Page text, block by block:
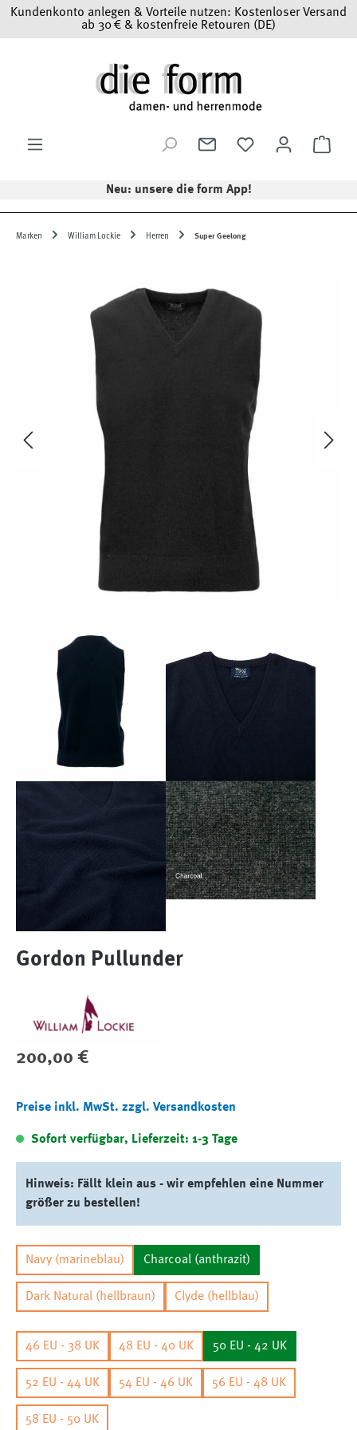
Zum Hauptinhalt springen
Kundenkonto anlegen & Vorteile nutzen: Kostenloser Versand
ab 30 € & kostenfreie Retouren (DE)
Neu: unsere die form App!
Marken William Lockie Herren Super Geelong
Gordon Pullunder
Regulärer Preis:
200,00 €
Preise inkl. MwSt. zzgl. Versandkosten
Sofort verfügbar, Lieferzeit: 1-3 Tage
Hinweis: Fällt klein aus - wir empfehlen eine Nummer
größer zu bestellen!
Navy (marineblau) Charcoal (anthrazit)
Dark Natural (hellbraun) Clyde (hellblau)
46 EU - 38 UK 48 EU - 40 UK 50 EU - 42 UK
52 EU - 44 UK 54 EU - 46 UK 56 EU - 48 UK
58 EU - 50 UK